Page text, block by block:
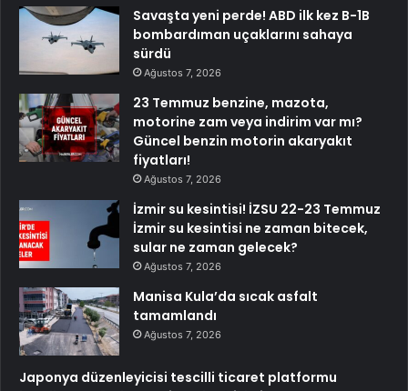
Savaşta yeni perde! ABD ilk kez B-1B
bombardıman uçaklarını sahaya
sürdü
Ağustos 7, 2026
23 Temmuz benzine, mazota,
motorine zam veya indirim var mı?
Güncel benzin motorin akaryakıt
fiyatları!
Ağustos 7, 2026
İzmir su kesintisi! İZSU 22-23 Temmuz
İzmir su kesintisi ne zaman bitecek,
sular ne zaman gelecek?
Ağustos 7, 2026
Manisa Kula’da sıcak asfalt
tamamlandı
Ağustos 7, 2026
Japonya düzenleyicisi tescilli ticaret platformu